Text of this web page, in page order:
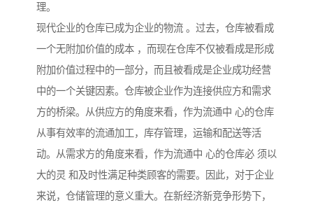
理。
现代企业的仓库已成为企业的物流 。过去，仓库被看成
一个无附加价值的成本 ，而现在仓库不仅被看成是形成
附加价值过程中的一部分，而且被看成是企业成功经营
中的一个关键因素。仓库被企业作为连接供应方和需求
方的桥梁。从供应方的角度来看，作为流通中 心的仓库
从事有效率的流通加工，库存管理，运输和配送等活
动。从需求方的角度来看，作为流通中 心的仓库必 须以
大的灵 和及时性满足种类顾客的需要。因此，对于企业
来说，仓储管理的意义重大。在新经济新竞争形势下，